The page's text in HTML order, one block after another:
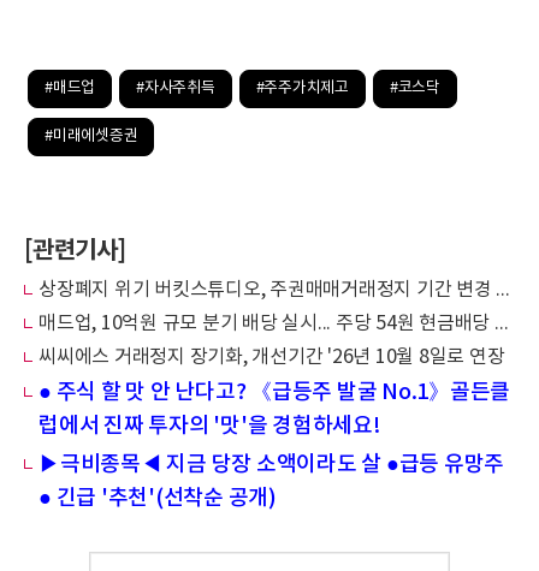
#매드업 #자사주취득 #주주가치제고 #코스닥
#미래에셋증권
[관련기사]
상장폐지 위기 버킷스튜디오, 주권매매거래정지 기간 변경 공시
매드업, 10억원 규모 분기 배당 실시... 주당 54원 현금배당 결정
씨씨에스 거래정지 장기화, 개선기간 '26년 10월 8일로 연장
● 주식 할 맛 안 난다고? 《급등주 발굴 No.1》골든클
럽에서 진짜 투자의 '맛'을 경험하세요!
▶극비종목◀ 지금 당장 소액이라도 살 ●급등 유망주
● 긴급 '추천'(선착순 공개)